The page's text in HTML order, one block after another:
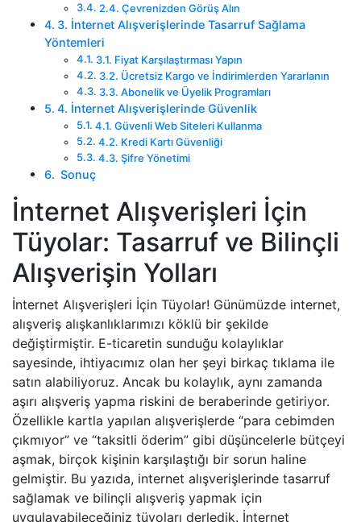
2.4. Çevrenizden Görüş Alın
3. İnternet Alışverişlerinde Tasarruf Sağlama
Yöntemleri
3.1. Fiyat Karşılaştırması Yapın
3.2. Ücretsiz Kargo ve İndirimlerden Yararlanın
3.3. Abonelik ve Üyelik Programları
4. İnternet Alışverişlerinde Güvenlik
4.1. Güvenli Web Siteleri Kullanma
4.2. Kredi Kartı Güvenliği
4.3. Şifre Yönetimi
Sonuç
İnternet Alışverişleri İçin
Tüyolar: Tasarruf ve Bilinçli
Alışverişin Yolları
İnternet Alışverişleri İçin Tüyolar! Günümüzde internet,
alışveriş alışkanlıklarımızı köklü bir şekilde
değiştirmiştir. E-ticaretin sunduğu kolaylıklar
sayesinde, ihtiyacımız olan her şeyi birkaç tıklama ile
satın alabiliyoruz. Ancak bu kolaylık, aynı zamanda
aşırı alışveriş yapma riskini de beraberinde getiriyor.
Özellikle kartla yapılan alışverişlerde “para cebimden
çıkmıyor” ve “taksitli öderim” gibi düşüncelerle bütçeyi
aşmak, birçok kişinin karşılaştığı bir sorun haline
gelmiştir. Bu yazıda, internet alışverişlerinde tasarruf
sağlamak ve bilinçli alışveriş yapmak için
uygulayabileceğiniz tüyoları derledik. İnternet